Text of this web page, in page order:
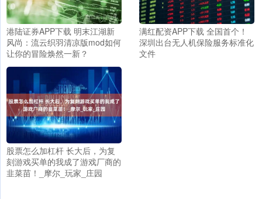
港陆证券APP下载 明末江湖新
风尚：流云织羽清凉版mod如何
让你的冒险焕然一新？
满红配资APP下载 全国首个！
深圳出台无人机保险服务标准化
文件
股票怎么加杠杆 长大后，为复
刻游戏买单的我成了游戏厂商的
韭菜苗！_摩尔_玩家_庄园